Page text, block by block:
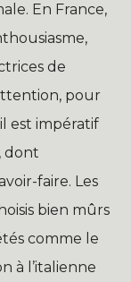
En France,
de
pour
est impératif
dont
faire. Les
bien mûrs
comme le
à l’italienne